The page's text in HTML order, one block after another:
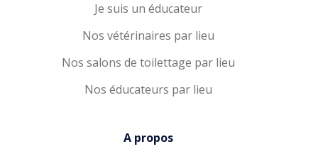
Je suis un éducateur
Nos vétérinaires par lieu
Nos salons de toilettage par lieu
Nos éducateurs par lieu
A propos